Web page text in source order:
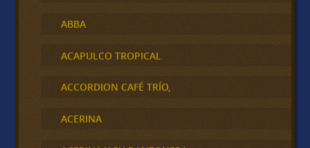
ABBA
ACAPULCO TROPICAL
ACCORDION CAFÉ TRÍO,
ACERINA